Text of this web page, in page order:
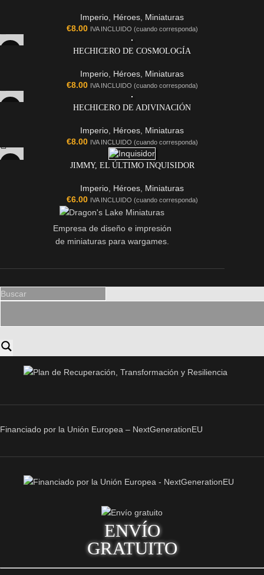
Imperio Héroes Miniaturas
€8.00 IVA INCLUIDO (cuando corresponda)
HECHICERO DE COSMOLOGÍA
Imperio Héroes Miniaturas
€8.00 IVA INCLUIDO (cuando corresponda)
HECHICERO DE ADIVINACIÓN
Imperio Héroes Miniaturas
€8.00 IVA INCLUIDO (cuando corresponda)
JIMMY, EL ÚLTIMO INQUISIDOR
Imperio Héroes Miniaturas
€6.00 IVA INCLUIDO (cuando corresponda)
Empresa de diseño e impresión
de miniaturas para wargames.
Financiado por la Unión Europea – NextGenerationEU
ENVÍO
GRATUITO